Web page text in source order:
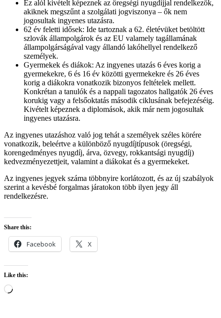
Ez alól kivételt képeznek az öregségi nyugdíjjal rendelkezők,
akiknek megszűnt a szolgálati jogviszonya – ők nem
jogosultak ingyenes utazásra.
62 év feletti idősek: Ide tartoznak a 62. életévüket betöltött
szlovák állampolgárok és az EU valamely tagállamának
állampolgárságával vagy állandó lakóhellyel rendelkező
személyek.
Gyermekek és diákok: Az ingyenes utazás 6 éves korig a
gyermekekre, 6 és 16 év közötti gyermekekre és 26 éves
korig a diákokra vonatkozik bizonyos feltételek mellett.
Konkrétan a tanulók és a nappali tagozatos hallgatók 26 éves
korukig vagy a felsőoktatás második ciklusának befejezéséig.
Kivételt képeznek a diplomások, akik már nem jogosultak
ingyenes utazásra.
Az ingyenes utazáshoz való jog tehát a személyek széles körére
vonatkozik, beleértve a különböző nyugdíjtípusok (öregségi,
korengedményes nyugdíj, árva, özvegy, rokkantsági nyugdíj)
kedvezményezettjeit, valamint a diákokat és a gyermekeket.
Az ingyenes jegyek száma többnyire korlátozott, és az új szabályok
szerint a kevésbé forgalmas járatokon több ilyen jegy áll
rendelkezésre.
Share this:
Facebook X
Like this:
Loading…